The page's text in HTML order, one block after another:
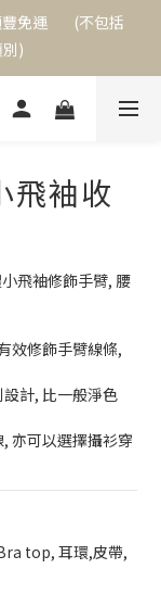
免運        (不包括
)
)
)
飛袖收
飛袖修飾手臂, 腰
效修飾手臂線條,
計, 比一般淨色
亦可以選擇攝衫穿
top, 耳環,皮帶,